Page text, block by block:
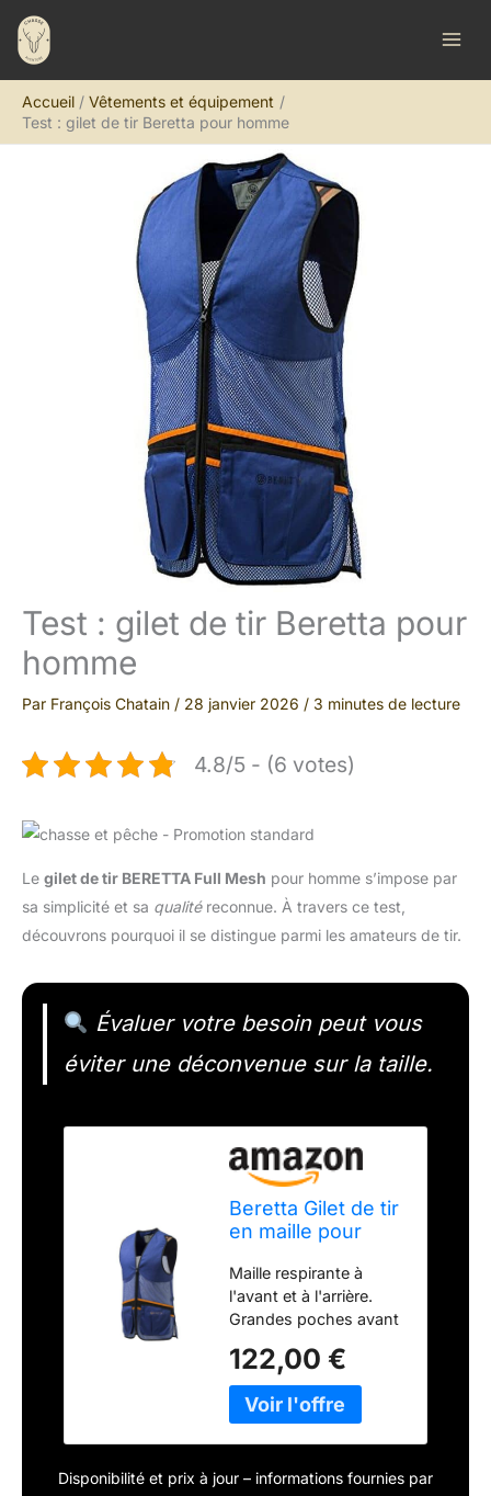
Aller
contenu
Accueil
Vêtements et équipement
Test : gilet de tir Beretta pour homme
Test : gilet de tir Beretta pour
homme
Par François Chatain / 28 janvier 2026 / 3 minutes de lecture
4.8/5 - (6 votes)
Le gilet de tir BERETTA Full Mesh pour homme s’impose par
sa simplicité et sa qualitéreconnue. À travers ce test,
découvrons pourquoi il se distingue parmi les amateurs de tir.
Évaluer votre besoin peut vous
éviter une déconvenue sur la taille.
Beretta Gilet de tir
en maille pour
Maille respirante à
l'avant et à l'arrière.
Grandes poches avant
coton
122,00 €
Disponibilité et prix à jour – informations fournies par
R
e
h